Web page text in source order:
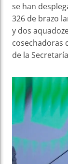
se han
326 de brazo
y dos
cosechadoras
de la